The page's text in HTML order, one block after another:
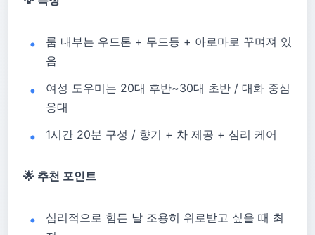
룸 내부는 우드톤 + 무드등 + 아로마로 꾸며져 있
음
여성 도우미는 20대 후반~30대 초반 / 대화 중심
응대
1시간 20분 구성 / 향기 + 차 제공 + 심리 케어
🌟 추천 포인트
심리적으로 힘든 날 조용히 위로받고 싶을 때 최